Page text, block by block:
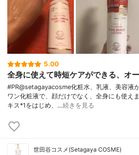
5.00
全身に使えて時短ケアができる、オ
#PR@setagayacosme化粧水、乳液、美容液
ワン化粧液で、顔だけでなく、全身にも使え
キス*1をはじめ、…続きを見る
世田谷コスメ(Setagaya COSME)